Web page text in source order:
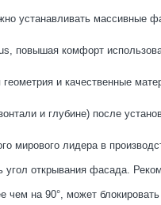
устанавливать массивные
повышая комфорт
и качественные
и глубине) после
мирового лидера в
открывания фасада.
чем на 90°, может